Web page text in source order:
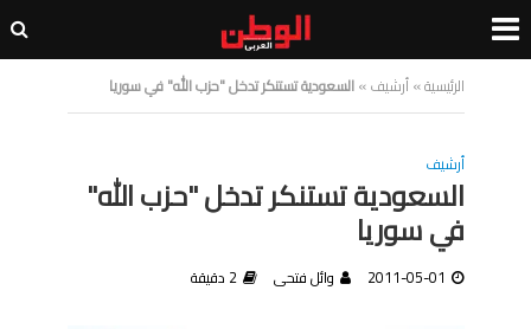
الرئيسية»أرشيف»السعودية تستنكر تدخل "حزب الله" في سوريا
أرشيف
السعودية تستنكر تدخل "حزب الله"
في سوريا
2011-05-01 وائل فتحى 2 دقيقة